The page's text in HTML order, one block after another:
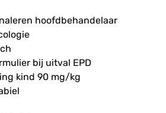
hoofdbehandelaar
bij uitval EPD
kind 90 mg/kg